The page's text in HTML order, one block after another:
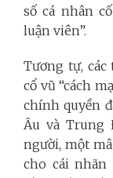
số cá nhân
luận viên”.
Tương tự,
cổ vũ “cách
chính quyền
Âu và Trung
người, một
cho cái nhãn